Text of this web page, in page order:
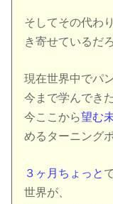
そしてその代わ
き寄せているだ
現在世界中でパ
今まで学んでき
今ここから望む
めるターニング
３ヶ月ちょっと
世界が、